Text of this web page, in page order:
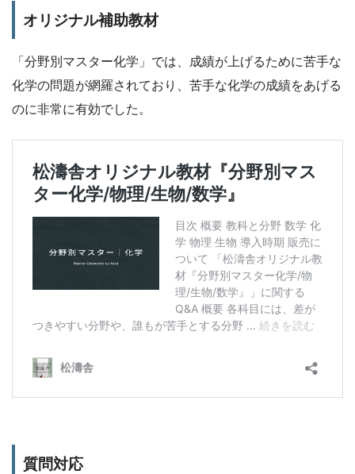
オリジナル補助教材
「分野別マスター化学」では、成績が上げるために苦手な
化学の問題が網羅されており、苦手な化学の成績をあげる
のに非常に有効でした。
質問対応